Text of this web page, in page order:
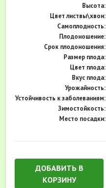
Высота:
Цвет листвы\хвои:
Самоплодность:
Плодоношение:
Cрок плодоношения:
Размер плода:
Цвет плода:
Вкус плода:
Урожайность:
Устойчивость к заболеваниям:
Зимостойкость:
Место посадки:
ДОБАВИТЬ В
КОРЗИНУ